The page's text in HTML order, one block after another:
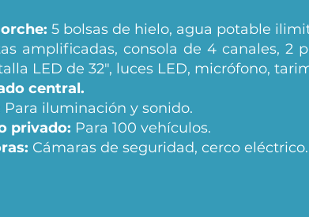
5 bolsas de hielo, agua potable
amplificadas, consola de 4 canales, 2
LED de 32", luces LED, micrófono,
central.
Para iluminación y sonido.
privado: Para 100 vehículos.
Cámaras de seguridad, cerco eléctrico.